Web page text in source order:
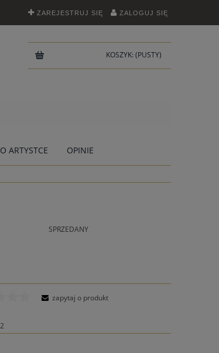
ZAREJESTRUJ SIĘ ZALOGUJ SIĘ
KOSZYK: (PUSTY)
O ARTYSTCE OPINIE
SPRZEDANY
zapytaj o produkt